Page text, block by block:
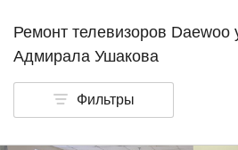
Ремонт телевизоров Daewoo
Адмирала Ушакова
Фильтры